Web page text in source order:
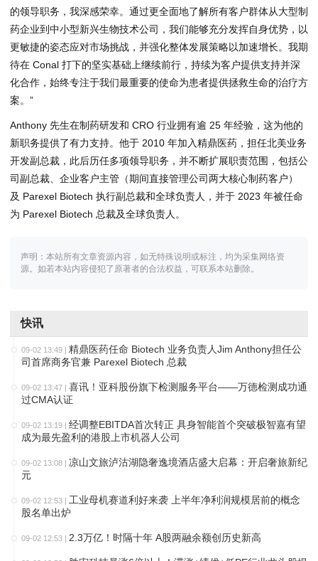
的领导职务，我深感荣幸。通过更全面地了解所有客户群体从大型制
药企业到中小型新兴生物技术公司，我们能够充分发挥自身优势，以
更敏捷的姿态应对市场挑战，并强化整体发展策略以加速增长。我期
待在 Conal 打下的坚实基础上继续前行，持续为客户提供支持并深
化合作，始终专注于我们最重要的使命为患者提供拯救生命的治疗方
案。”
Anthony 先生在制药研发和 CRO 行业拥有逾 25 年经验，这为他的
新职务提供了有力支持。他于 2010 年加入精鼎医药，担任北美业务
开发副总裁，此后历任多项领导职务，并不断扩展职责范围，包括公
司副总裁、企业客户主管（期间直接管理公司两大核心制药客户）
及 Parexel Biotech 执行副总裁和全球负责人，并于 2023 年被任命
为 Parexel Biotech 总裁及全球负责人。
声明：本站所有文章资源内容，如无特殊说明或标注，均为采集网络资
源。如若本站内容侵犯了原著者的合法权益，可联系本站删除。
快讯
09-02 13:49 | 精鼎医药任命 Biotech 业务负责人Jim Anthony担任公
司首席商务官兼 Parexel Biotech 总裁
09-02 13:47 | 喜讯！亚科股份旗下检测服务平台——万德检测成功通
过CMA认证
09-02 13:19 | 经调整EBITDA首次转正 具身智能首个突破极智嘉有望
成为最先盈利的港股上市机器人公司
09-02 13:08 | 凉山文旅泸沽湖隐奢逸境酒店盛大启幕：开启奢旅新纪
元
09-02 12:53 | 工业母机赛道利好来袭 上半年净利润规模居前的概念
股名单出炉
09-02 12:53 | 2.3万亿！时隔十年 A股两融余额创历史新高